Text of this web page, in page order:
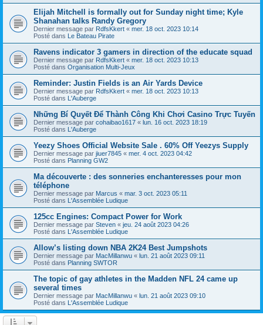
Elijah Mitchell is formally out for Sunday night time; Kyle
Shanahan talks Randy Gregory
Dernier message par RdfsKkert « mer. 18 oct. 2023 10:14
Posté dans Le Bateau Pirate
Ravens indicator 3 gamers in direction of the educate squad
Dernier message par RdfsKkert « mer. 18 oct. 2023 10:13
Posté dans Organisation Multi-Jeux
Reminder: Justin Fields is an Air Yards Device
Dernier message par RdfsKkert « mer. 18 oct. 2023 10:13
Posté dans L'Auberge
Những Bí Quyết Để Thành Công Khi Chơi Casino Trực Tuyến
Dernier message par cohaibao1617 « lun. 16 oct. 2023 18:19
Posté dans L'Auberge
Yeezy Shoes Official Website Sale . 60% Off Yeezys Supply
Dernier message par jiuer7845 « mer. 4 oct. 2023 04:42
Posté dans Planning GW2
Ma découverte : des sonneries enchanteresses pour mon
téléphone
Dernier message par Marcus « mar. 3 oct. 2023 05:11
Posté dans L'Assemblée Ludique
125cc Engines: Compact Power for Work
Dernier message par Steven « jeu. 24 août 2023 04:26
Posté dans L'Assemblée Ludique
Allow’s listing down NBA 2K24 Best Jumpshots
Dernier message par MacMillanwu « lun. 21 août 2023 09:11
Posté dans Planning SWTOR
The topic of gay athletes in the Madden NFL 24 came up
several times
Dernier message par MacMillanwu « lun. 21 août 2023 09:10
Posté dans L'Assemblée Ludique